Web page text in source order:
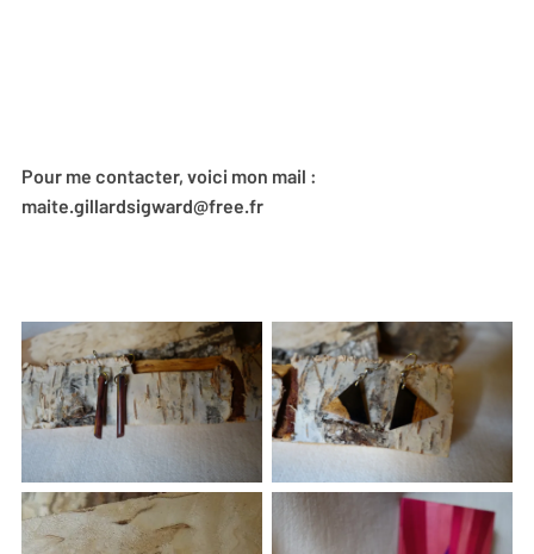
Pour me contacter, voici mon mail :
maite.gillardsigward@free.fr